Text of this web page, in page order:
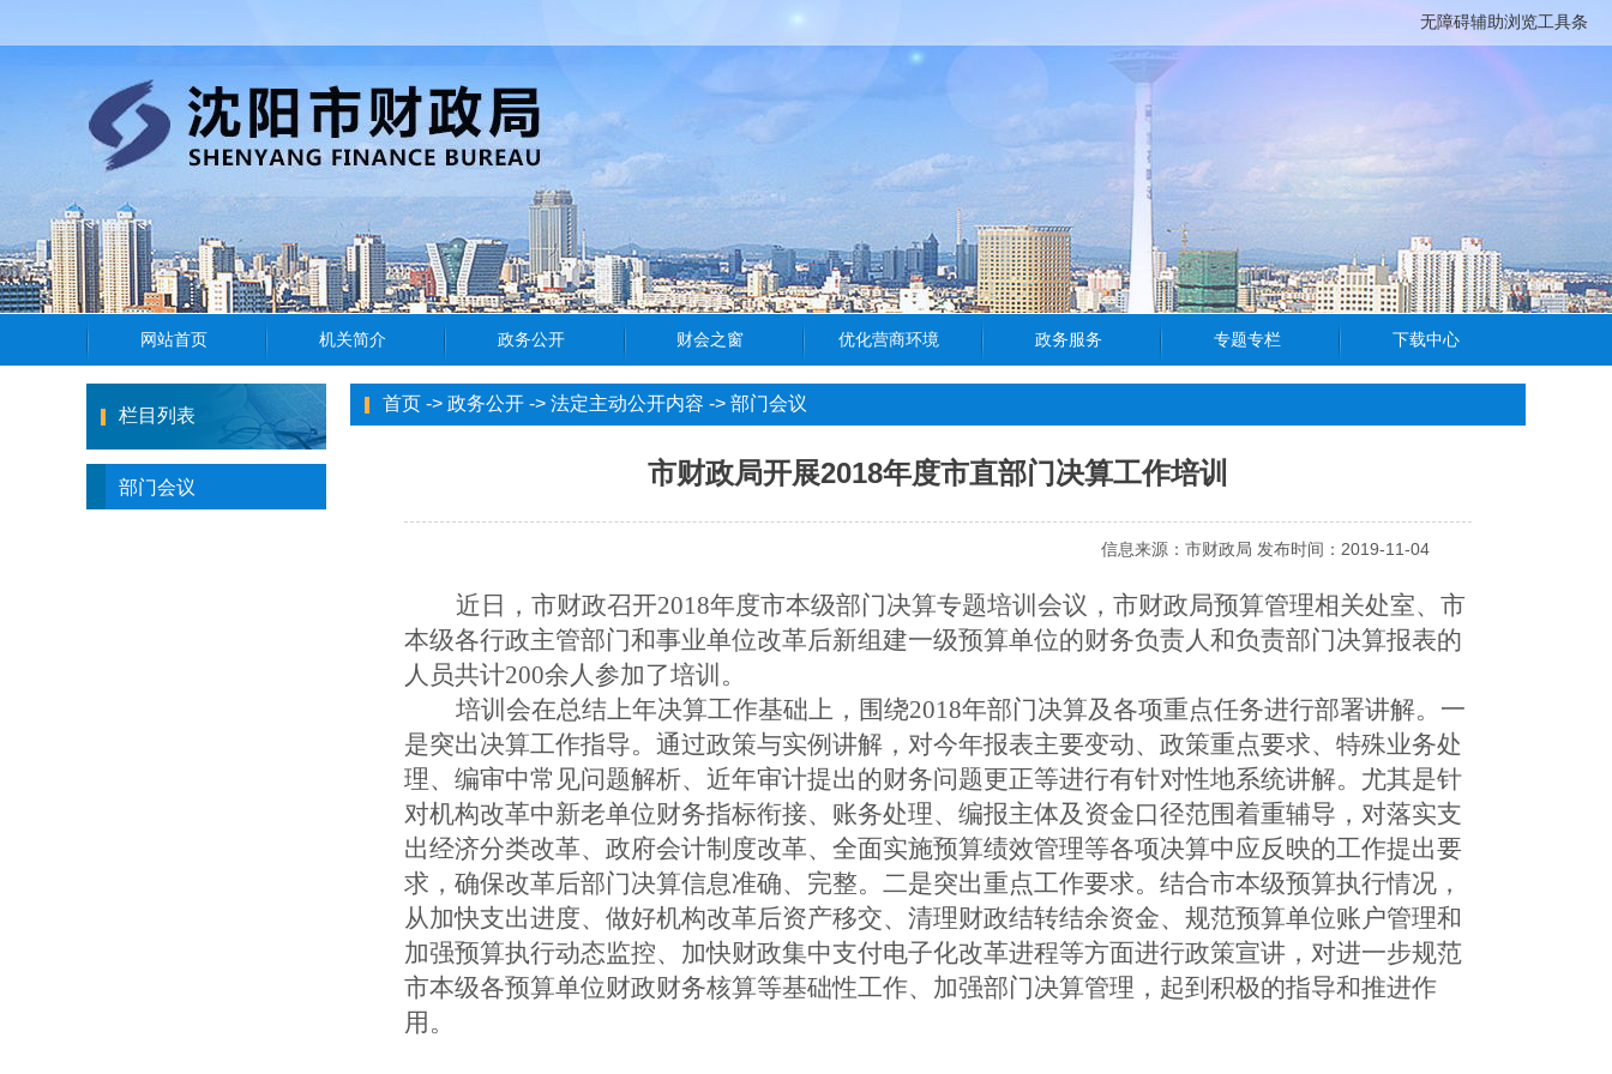
无障碍辅助浏览工具条
栏目列表
部门会议
首页 -> 政务公开 -> 法定主动公开内容 -> 部门会议
市财政局开展2018年度市直部门决算工作培训
信息来源：市财政局 发布时间：2019-11-04
近日，市财政召开2018年度市本级部门决算专题培训会议，市财政局预算管理相关处室、市
本级各行政主管部门和事业单位改革后新组建一级预算单位的财务负责人和负责部门决算报表的
人员共计200余人参加了培训。
培训会在总结上年决算工作基础上，围绕2018年部门决算及各项重点任务进行部署讲解。 一
是突出决算工作指导。通过政策与实例讲解，对今年报表主要变动、政策重点要求、特殊业务处
理、编审中常见问题解析、近年审计提出的财务问题更正等进行有针对性地系统讲解。尤其是针
对机构改革中新老单位财务指标衔接、账务处理、编报主体及资金口径范围着重辅导，对落实支
出经济分类改革、政府会计制度改革、全面实施预算绩效管理等各项决算中应反映的工作提出要
求，确保改革后部门决算信息准确、完整。 二是突出重点工作要求。结合市本级预算执行情况，
从加快支出进度、做好机构改革后资产移交、清理财政结转结余资金、规范预算单位账户管理和
加强预算执行动态监控、加快财政集中支付电子化改革进程等方面进行政策宣讲 ， 对进一步规范
市本级各预算单位财政财务核算等基础性工作、加强部门决算管理，起到积极的指导和推进作
用。